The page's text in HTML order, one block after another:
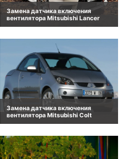
Замена датчика включения
вентилятора Mitsubishi Lancer
Замена датчика включения
вентилятора Mitsubishi Colt